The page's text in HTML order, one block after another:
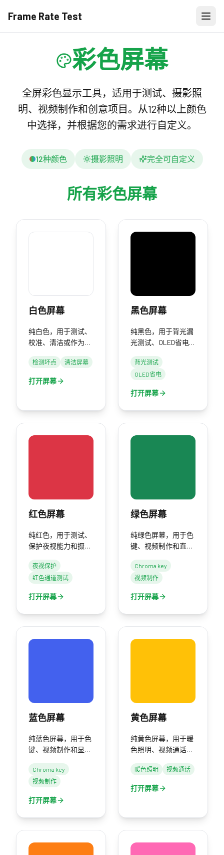
Frame Rate Test
彩色屏幕
全屏彩色显示工具，适用于测试、摄影照
明、视频制作和创意项目。从12种以上颜色
中选择，并根据您的需求进行自定义。
12种颜色 摄影照明 完全可自定义
所有彩色屏幕
白色屏幕
纯白色，用于测试、
校准、清洁或作为光
检测坏点 清洁屏幕
打开屏幕
黑色屏幕
纯黑色，用于背光漏
光测试、OLED省电
背光测试
OLED省电
打开屏幕
红色屏幕
纯红色，用于测试、
保护夜视能力和摄影
夜视保护
红色通道测试
打开屏幕
绿色屏幕
纯绿色屏幕，用于色
键、视频制作和直
Chroma key
视频制作
打开屏幕
蓝色屏幕
纯蓝色屏幕，用于色
键、视频制作和显示
Chroma key
视频制作
打开屏幕
黄色屏幕
纯黄色屏幕，用于暖
色照明、视频通话和
暖色照明 视频通话
打开屏幕